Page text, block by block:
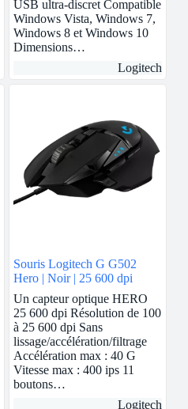
USB ultra-discret Compatible
Windows Vista, Windows 7,
Windows 8 et Windows 10
Dimensions…
Logitech
Souris Logitech G G502
Hero | Noir | 25 600 dpi
Un capteur optique HERO
25 600 dpi Résolution de 100
à 25 600 dpi Sans
lissage/accélération/filtrage
Accélération max : 40 G
Vitesse max : 400 ips 11
boutons…
Logitech